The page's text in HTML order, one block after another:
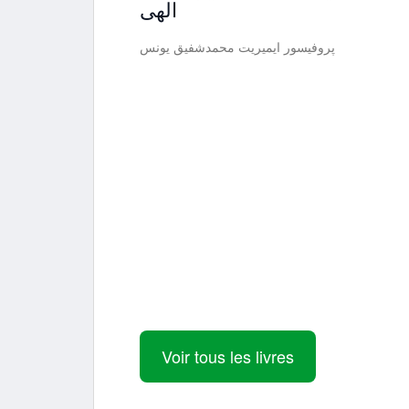
الهی
پروفیسور ایمیریت محمدشفیق یونس
Voir tous les livres